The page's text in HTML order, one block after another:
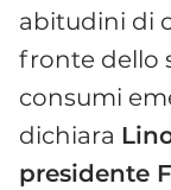
abitudini di
fronte dello
consumi
dichiara
presidente